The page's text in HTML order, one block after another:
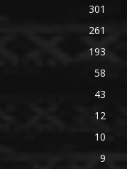
301
261
193
58
43
12
10
9